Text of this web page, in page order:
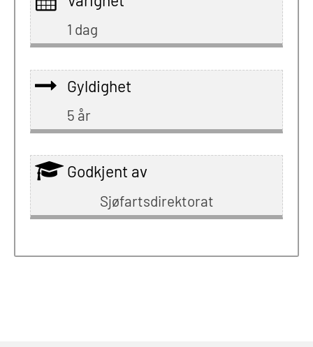
1 dag
Gyldighet
5 år
Godkjent av
Sjøfartsdirektorat